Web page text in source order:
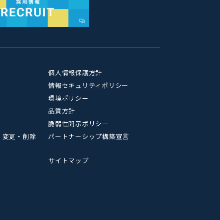
変更・削除
個人情報保護方針
情報セキュリティポリシー
環境ポリシー
品質方針
脆弱性開示ポリシー
パートナーシップ構築宣言
サイトマップ